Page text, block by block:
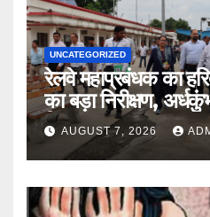
UNCATEGORIZED
रेलवे महाप्रबंधक का
का बड़ा निरीक्षण,
लिया जायजा
AUGUST 7, 2026